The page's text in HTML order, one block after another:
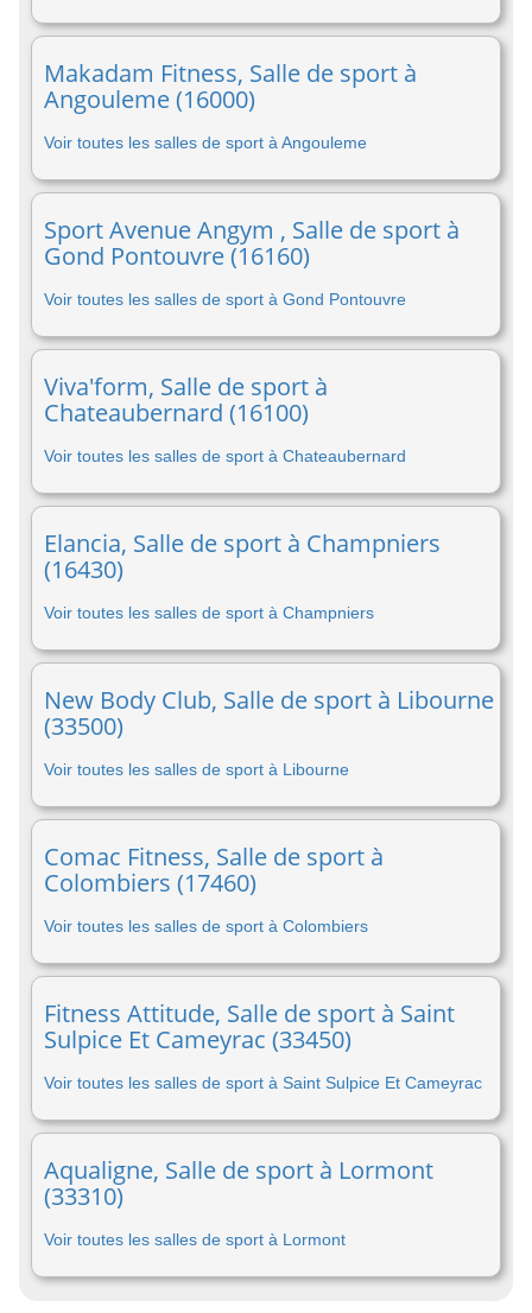
Makadam Fitness, Salle de sport à
Angouleme (16000)
Voir toutes les salles de sport à Angouleme
Sport Avenue Angym , Salle de sport à
Gond Pontouvre (16160)
Voir toutes les salles de sport à Gond Pontouvre
Viva'form, Salle de sport à
Chateaubernard (16100)
Voir toutes les salles de sport à Chateaubernard
Elancia, Salle de sport à Champniers
(16430)
Voir toutes les salles de sport à Champniers
New Body Club, Salle de sport à Libourne
(33500)
Voir toutes les salles de sport à Libourne
Comac Fitness, Salle de sport à
Colombiers (17460)
Voir toutes les salles de sport à Colombiers
Fitness Attitude, Salle de sport à Saint
Sulpice Et Cameyrac (33450)
Voir toutes les salles de sport à Saint Sulpice Et Cameyrac
Aqualigne, Salle de sport à Lormont
(33310)
Voir toutes les salles de sport à Lormont